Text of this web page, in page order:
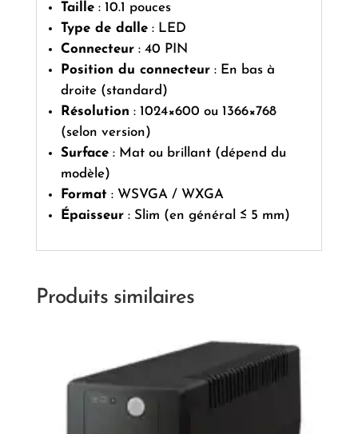
Taille: 10.1 pouces
Type de dalle: LED
Connecteur: 40 PIN
Position du connecteur: En bas à
droite (standard)
Résolution : 1024×600 ou 1366×768
(selon version)
Surface: Mat ou brillant (dépend du
modèle)
Format: WSVGA / WXGA
Épaisseur: Slim (en général ≤ 5 mm)
Produits similaires